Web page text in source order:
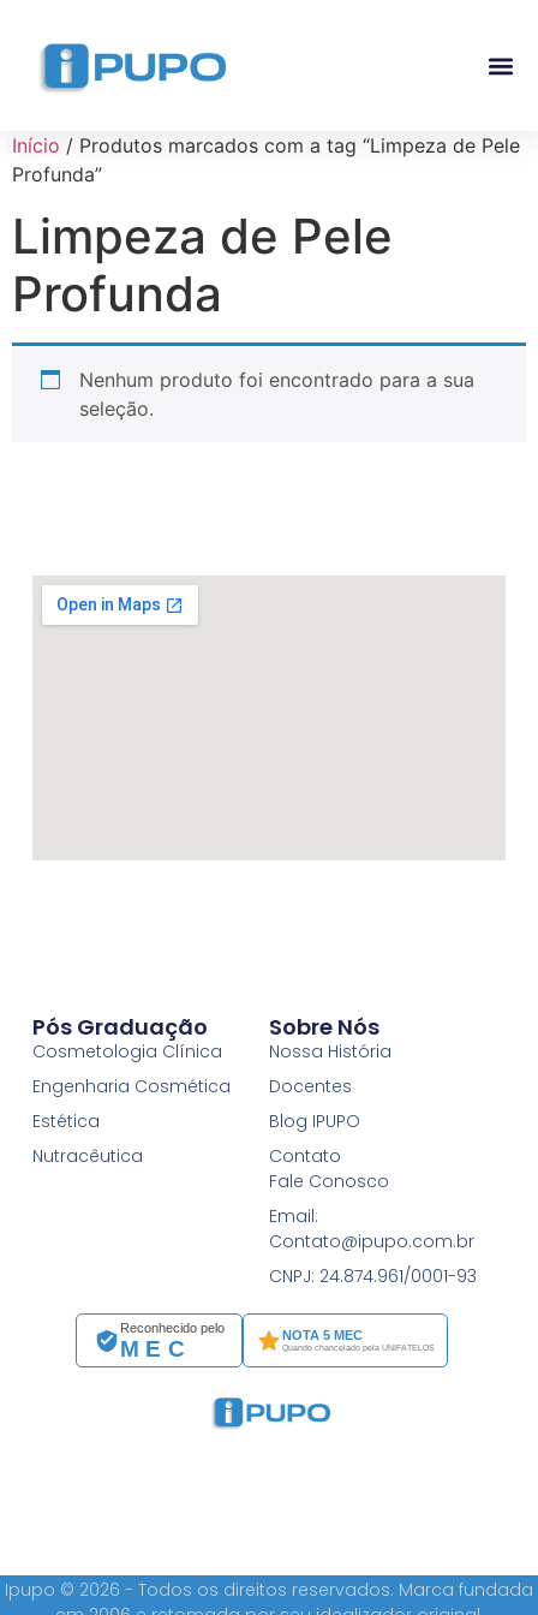
Início / Produtos marcados com a tag “Limpeza de Pele
Profunda”
Limpeza de Pele
Profunda
Nenhum produto foi encontrado para a sua
seleção.
Reconhecido pelo
MEC
NOTA 5 MEC
Quando chancelado pela UNIFATELOS
Pós Graduação
Cosmetologia Clínica
Engenharia Cosmética
Estética
Nutracêutica
Sobre Nós
Nossa História
Docentes
Blog IPUPO
Contato
Fale Conosco
Email:
Contato@ipupo.com.br
CNPJ: 24.874.961/0001-93
Ipupo © 2026 - Todos os direitos reservados. Marca fundada